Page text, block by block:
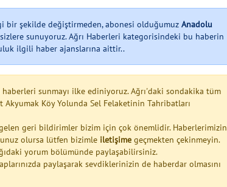
bir şekilde değiştirmeden, abonesi olduğumuz Anadolu
sizlere sunuyoruz. Ağrı Haberleri kategorisindeki bu haberin
ilgili haber ajanslarına aittir..
sunmayı ilke ediniyoruz. Ağrı'daki sondakika tüm
Akyumak Köy Yolunda Sel Felaketinin Tahribatları
geri bildirimler bizim için çok önemlidir. Haberlerimizin
olursa lütfen bizimle iletişime geçmekten çekinmeyin.
yorum bölümünde paylaşabilirsiniz.
paylaşarak sevdiklerinizin de haberdar olmasını